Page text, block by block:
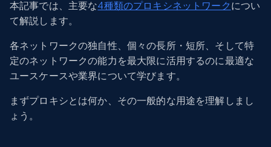
本記事では、主要な4種類のプロキシネットワーク につい
て解説します。
各ネットワークの独自性、個々の長所・短所、そして特
定のネットワークの能力を最大限に活用するのに最適な
ユースケースや業界について学びます。
まずプロキシとは何か、その一般的な用途を理解しまし
ょう。